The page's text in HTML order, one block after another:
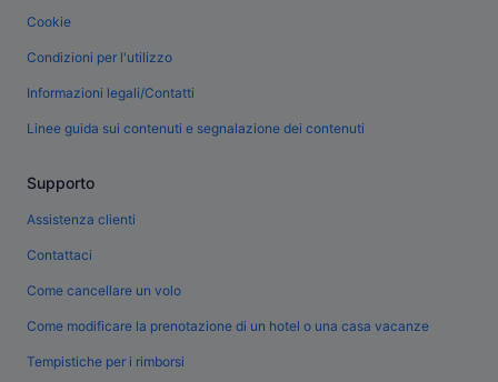
Cookie
Condizioni per l'utilizzo
Informazioni legali/Contatti
Linee guida sui contenuti e segnalazione dei contenuti
Supporto
Assistenza clienti
Contattaci
Come cancellare un volo
Come modificare la prenotazione di un hotel o una casa vacanze
Tempistiche per i rimborsi